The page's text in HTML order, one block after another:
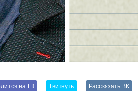
на FB Твитнуть Рассказать ВК